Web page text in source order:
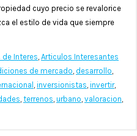
cuyo precio se revalorice
el estilo de vida que siempre
de Interes, Articulos Interesantes
de mercado, desarrollo,
, inversionistas, invertir,
, terrenos, urbano, valoracion,